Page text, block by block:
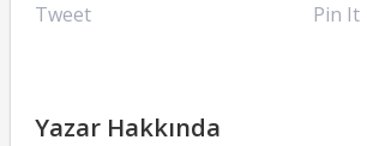
Tweet Pin It
Yazar Hakkında